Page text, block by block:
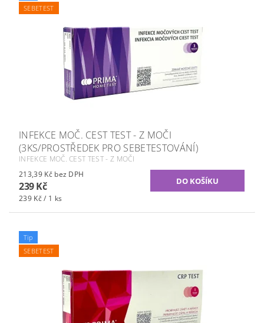
SEBETEST
INFEKCE MOČ. CEST TEST - Z MOČI
(3KS/PROSTŘEDEK PRO SEBETESTOVÁNÍ)
INFEKCE MOČ. CEST TEST - Z MOČI
213,39 Kč bez DPH
239 Kč
239 Kč / 1 ks
Tip
SEBETEST